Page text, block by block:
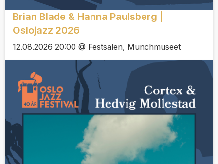
Brian Blade & Hanna Paulsberg |
Oslojazz 2026
12.08.2026 20:00 @ Festsalen, Munchmuseet